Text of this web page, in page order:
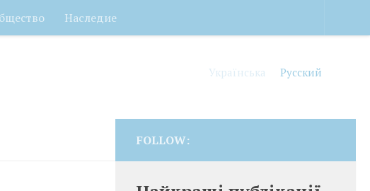
Наследие
Українська Русский
FOLLOW: